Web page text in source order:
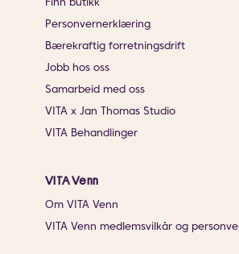
Personvernerklæring
Bærekraftig forretningsdrift
Jobb hos oss
Samarbeid med oss
VITA x Jan Thomas Studio
VITA Behandlinger
VITA Venn
Om VITA Venn
VITA Venn medlemsvilkår og